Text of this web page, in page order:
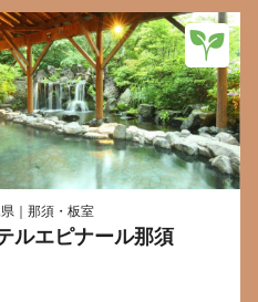
｜那須・板室
ルエピナール那須